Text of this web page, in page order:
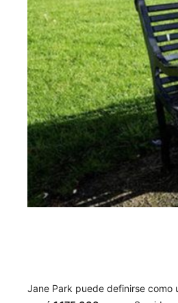
Jane Park puede definirse